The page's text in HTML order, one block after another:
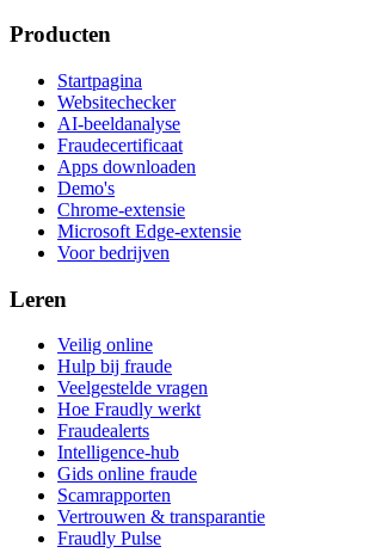
Producten
Startpagina
Websitechecker
AI-beeldanalyse
Fraudecertificaat
Apps downloaden
Demo's
Chrome-extensie
Microsoft Edge-extensie
Voor bedrijven
Leren
Veilig online
Hulp bij fraude
Veelgestelde vragen
Hoe Fraudly werkt
Fraudealerts
Intelligence-hub
Gids online fraude
Scamrapporten
Vertrouwen & transparantie
Fraudly Pulse